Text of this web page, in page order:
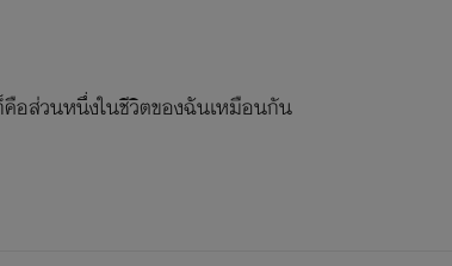
คือส่วนหนึ่งในชีวิตของฉันเหมือนกัน